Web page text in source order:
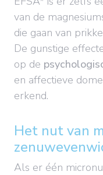
van de
die gaan van
De gunstige
op de
en affectieve
erkend.
Het nut van
Als er één